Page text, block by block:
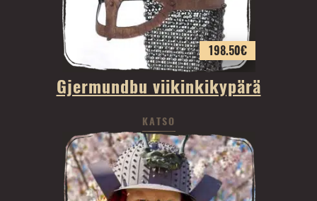
198.50€
Gjermundbu viikinkikypärä
KATSO